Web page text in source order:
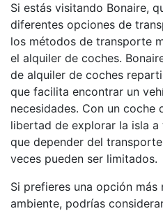
Si estás visitando Bonaire,
diferentes opciones de
los métodos de transporte
el alquiler de coches.
de alquiler de coches
que facilita encontrar un
necesidades. Con un coche
libertad de explorar la isla
que depender del
veces pueden ser limitados.
Si prefieres una opción
ambiente, podrías